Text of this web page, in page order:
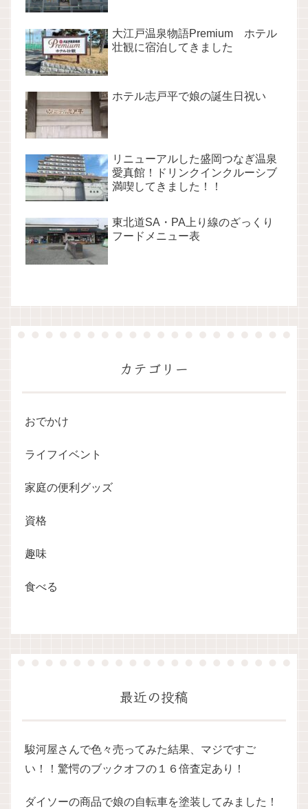
大江戸温泉物語Premium ホテル
壮観に宿泊してきました
ホテル志戸平で娘の誕生日祝い
リニューアルした盛岡つなぎ温泉
愛真館！ドリンクインクルーシブ
満喫してきました！！
東北道SA・PA上り線のざっくり
フードメニュー表
カテゴリー
おでかけ
ライフイベント
家庭の便利グッズ
資格
趣味
食べる
最近の投稿
駿河屋さんで色々売ってみた結果、マジですご
い！！驚愕のブックオフの１６倍査定あり！
ダイソーの商品で娘の自転車を塗装してみました！